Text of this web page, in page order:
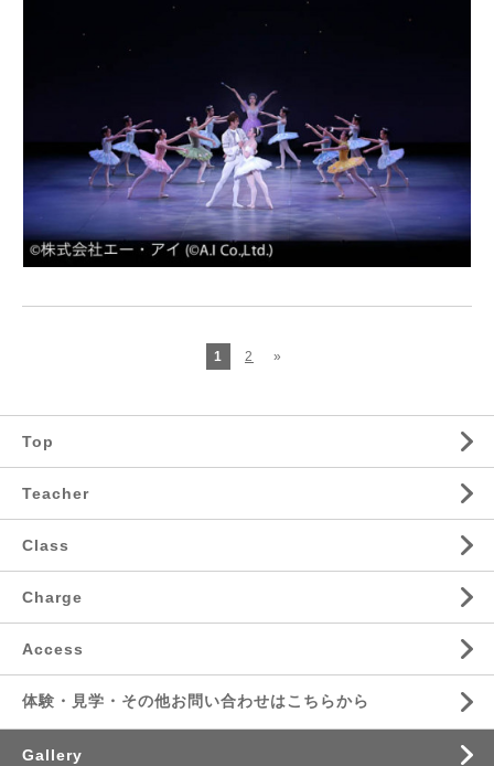
1 2 »
Top
Teacher
Class
Charge
Access
体験・見学・その他お問い合わせはこちらから
Gallery